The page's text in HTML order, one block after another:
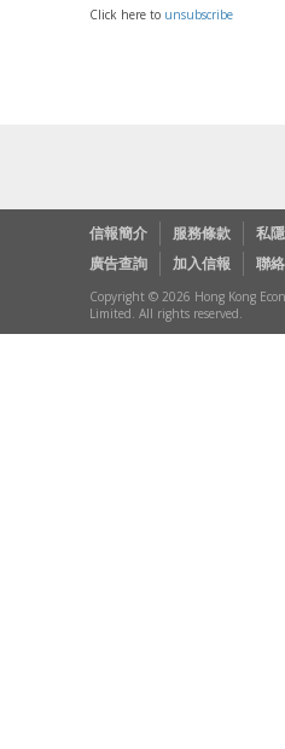
Click here to unsubscribe
信報簡介 服務條款 私
廣告查詢
加入信報 聯
Copyright © 2026 Hong Kong
Limited. All rights reserved.